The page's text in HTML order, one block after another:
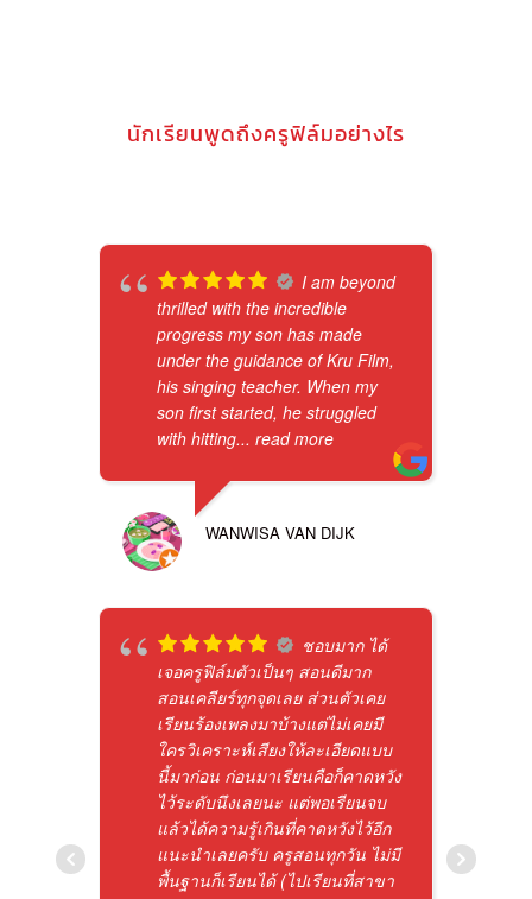
นักเรียนพูดถึงครูฟิล์มอย่างไร
I am beyond
thrilled with the incredible
progress my son has made
under the guidance of Kru Film,
his singing teacher. When my
son first started, he struggled
with hitting... read more
WANWISA VAN DIJK
ชอบมาก ได้
เจอครูฟิล์มตัวเป็นๆ สอนดีมาก
สอนเคลียร์ทุกจุดเลย ส่วนตัวเคย
เรียนร้องเพลงมาบ้างแต่ไม่เคยมี
ใครวิเคราะห์เสียงให้ละเอียดแบบ
นี้มาก่อน ก่อนมาเรียนคือก็คาดหวัง
ไว้ระดับนึงเลยนะ แต่พอเรียนจบ
แล้วได้ความรู้เกินที่คาดหวังไว้อีก
แนะนำเลยครับ ครูสอนทุกวัน ไม่มี
พื้นฐานก็เรียนได้ (ไปเรียนที่สาขา